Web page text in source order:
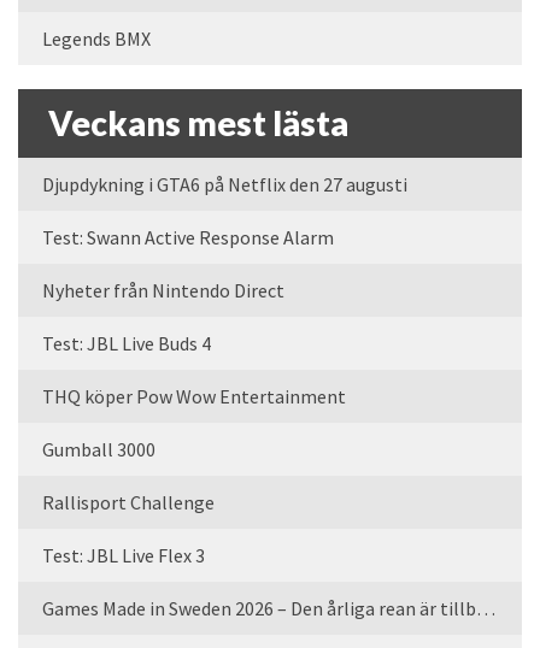
Legends BMX
Veckans mest lästa
Djupdykning i GTA6 på Netflix den 27 augusti
Test: Swann Active Response Alarm
Nyheter från Nintendo Direct
Test: JBL Live Buds 4
THQ köper Pow Wow Entertainment
Gumball 3000
Rallisport Challenge
Test: JBL Live Flex 3
Games Made in Sweden 2026 – Den årliga rean är tillbaka